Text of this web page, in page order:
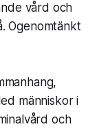
vård och
Ogenomtänkt
människor i
och